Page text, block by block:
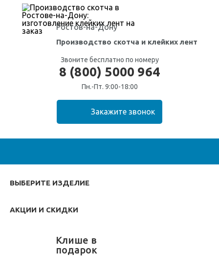
Ростов-на-Дону
Производство скотча и клейких лент
Звоните бесплатно по номеру
8 (800) 5000 964
Пн.-Пт. 9:00-18:00
ВЫБЕРИТЕ ИЗДЕЛИЕ
АКЦИИ И СКИДКИ
Клише в
подарок